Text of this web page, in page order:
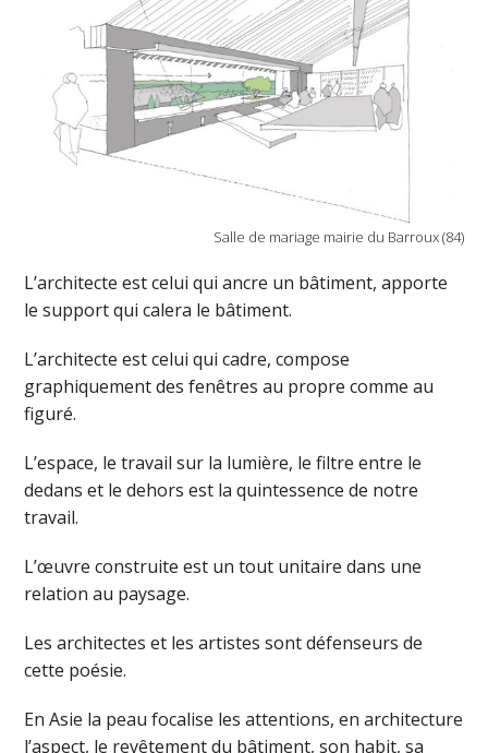
Salle de mariage mairie du Barroux (84)
L’architecte est celui qui ancre un bâtiment, apporte
le support qui calera le bâtiment.
L’architecte est celui qui cadre, compose
graphiquement des fenêtres au propre comme au
figuré.
L’espace, le travail sur la lumière, le filtre entre le
dedans et le dehors est la quintessence de notre
travail.
L’œuvre construite est un tout unitaire dans une
relation au paysage.
Les architectes et les artistes sont défenseurs de
cette poésie.
En Asie la peau focalise les attentions, en architecture
l’aspect, le revêtement du bâtiment, son habit, sa